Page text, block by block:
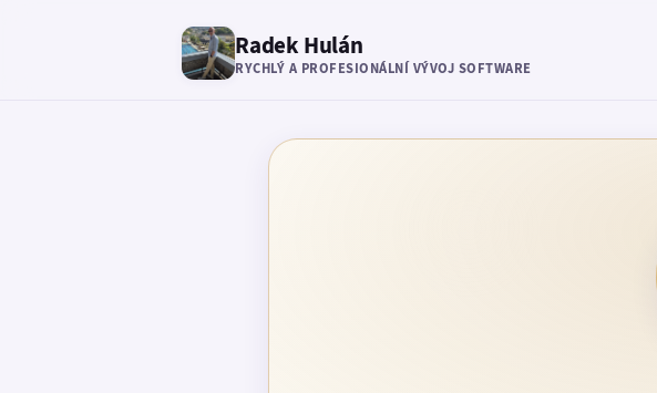
Radek Hulán
RYCHLÝ A PROFESIONÁLNÍ VÝVOJ SOFTWARE